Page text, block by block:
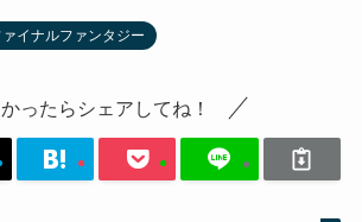
ァイナルファンタジー
ったらシェアしてね！